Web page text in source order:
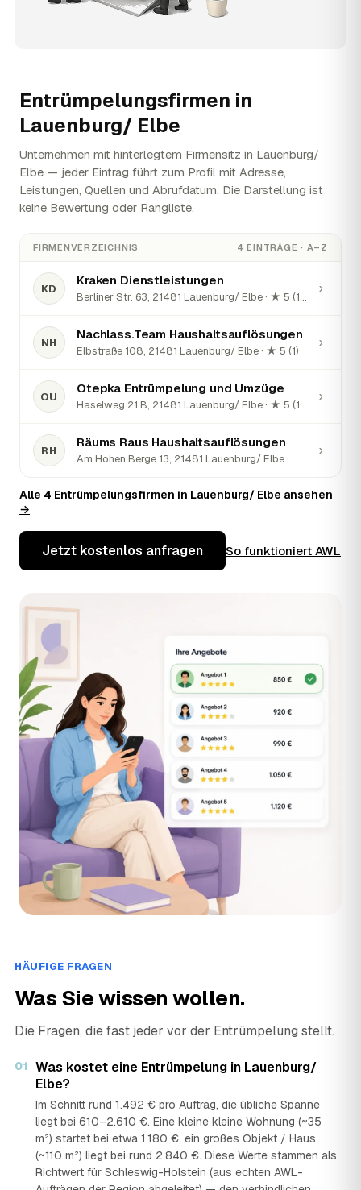
Entrümpelungsfirmen in
Lauenburg/ Elbe
Unternehmen mit hinterlegtem Firmensitz in Lauenburg/
Elbe — jeder Eintrag führt zum Profil mit Adresse,
Leistungen, Quellen und Abrufdatum. Die Darstellung ist
keine Bewertung oder Rangliste.
FIRMENVERZEICHNIS 4 EINTRÄGE · A–Z
KD
Kraken Dienstleistungen
Berliner Str. 63, 21481 Lauenburg/ Elbe · ★ 5 (13)
›
NH
Nachlass.Team Haushaltsauflösungen
Elbstraße 108, 21481 Lauenburg/ Elbe · ★ 5 (1)
›
OU
Otepka Entrümpelung und Umzüge
Haselweg 21 B, 21481 Lauenburg/ Elbe · ★ 5 (18)
›
RH
Räums Raus Haushaltsauflösungen
Am Hohen Berge 13, 21481 Lauenburg/ Elbe · ★ 5 (3)
›
Alle 4 Entrümpelungsfirmen in Lauenburg/ Elbe ansehen
→
Jetzt kostenlos anfragen So funktioniert AWL
HÄUFIGE FRAGEN
Was Sie wissen wollen.
Die Fragen, die fast jeder vor der Entrümpelung stellt.
01 Was kostet eine Entrümpelung in Lauenburg/
Elbe?
Im Schnitt rund 1.492 € pro Auftrag, die übliche Spanne
liegt bei 610–2.610 €. Eine kleine kleine Wohnung (~35
m²) startet bei etwa 1.180 €, ein großes Objekt / Haus
(~110 m²) liegt bei rund 2.840 €. Diese Werte stammen als
Richtwert für Schleswig-Holstein (aus echten AWL-